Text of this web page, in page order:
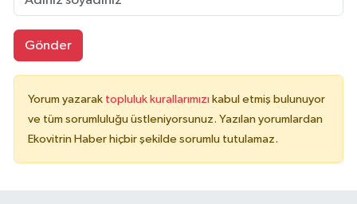
Gönder
Yorum yazarak topluluk kurallarımızı kabul etmiş bulunuyor
ve tüm sorumluluğu üstleniyorsunuz. Yazılan yorumlardan
Ekovitrin Haber hiçbir şekilde sorumlu tutulamaz.